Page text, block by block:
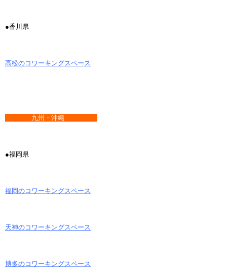
●香川県
高松のコワーキングスペース
九州・沖縄
●福岡県
福岡のコワーキングスペース
天神のコワーキングスペース
博多のコワーキングスペース